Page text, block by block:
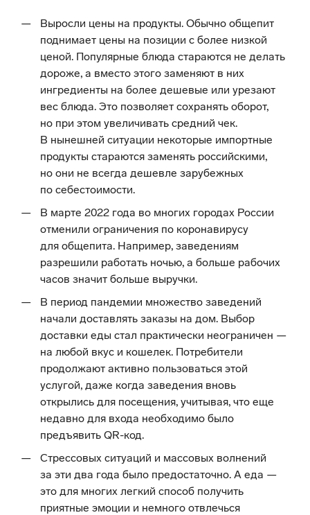
Выросли цены на продукты. Обычно общепит
поднимает цены на позиции с более низкой
ценой. Популярные блюда стараются не делать
дороже, а вместо этого заменяют в них
ингредиенты на более дешевые или урезают
вес блюда. Это позволяет сохранять оборот,
но при этом увеличивать средний чек.
В нынешней ситуации некоторые импортные
продукты стараются заменять российскими,
но они не всегда дешевле зарубежных
по себестоимости.
В марте 2022 года во многих городах России
отменили ограничения по коронавирусу
для общепита. Например, заведениям
разрешили работать ночью, а больше рабочих
часов значит больше выручки.
В период пандемии множество заведений
начали доставлять заказы на дом. Выбор
доставки еды стал практически неограничен —
на любой вкус и кошелек. Потребители
продолжают активно пользоваться этой
услугой, даже когда заведения вновь
открылись для посещения, учитывая, что еще
недавно для входа необходимо было
предъявить QR-код.
Стрессовых ситуаций и массовых волнений
за эти два года было предостаточно. А еда —
это для многих легкий способ получить
приятные эмоции и немного отвлечься